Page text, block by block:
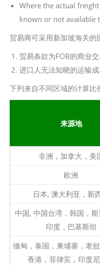
Where the actual
known or not available
贸易商可采用新加坡海关
贸易条款为FOB的商业
进口人无法知晓的运输
下列来自不同区域的计算比
来源地
非洲，加拿大，美
欧洲
日本, 澳大利亚，新
中国, 中国台湾，韩国，斯
印度，巴基斯坦
缅甸，泰国，柬埔寨，老挝
香港，菲律宾，印度